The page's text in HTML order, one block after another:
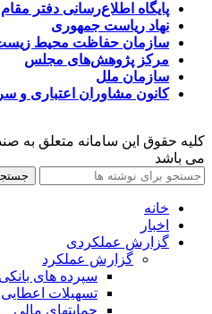
پایگاه اطلاع‌رسانی دفتر
نهاد ریاست جمهوری
سازمان حفاظت محیط
مرکز پژوهش‌های مجلس
سازمان ملل
کانون مشاوران اعتباری و
کلیه حقوق این سامانه متعلق به
می باشد
خانه
اخبار
گزارش عملکردی
گزارش عملکرد
سپرده های
تسهیلات اعطایی
حمایتهای مالی